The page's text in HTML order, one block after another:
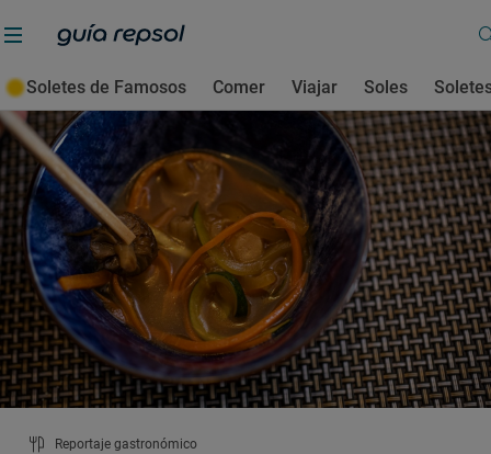
Soletes de Famosos Comer Viajar Soles
Violeta Tena
Reportaje gastronómico